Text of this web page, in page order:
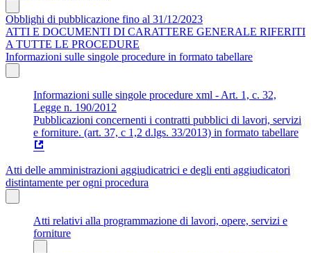
Obblighi di pubblicazione fino al 31/12/2023
ATTI E DOCUMENTI DI CARATTERE GENERALE RIFERITI
A TUTTE LE PROCEDURE
Informazioni sulle singole procedure in formato tabellare
Informazioni sulle singole procedure xml - Art. 1, c. 32,
Legge n. 190/2012
Pubblicazioni concernenti i contratti pubblici di lavori, servizi
e forniture. (art. 37, c 1,2 d.lgs. 33/2013) in formato tabellare
Atti delle amministrazioni aggiudicatrici e degli enti aggiudicatori
distintamente per ogni procedura
Atti relativi alla programmazione di lavori, opere, servizi e
forniture